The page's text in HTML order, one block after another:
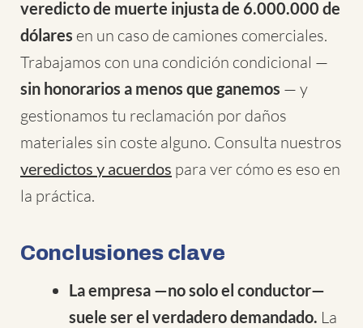
veredicto de muerte injusta de 6.000.000 de
dólares en un caso de camiones comerciales.
Trabajamos con una condición condicional —
sin honorarios a menos que ganemos — y
gestionamos tu reclamación por daños
materiales sin coste alguno. Consulta nuestros
veredictos y acuerdos para ver cómo es eso en
la práctica.
Conclusiones clave
La empresa —no solo el conductor—
suele ser el verdadero demandado. La